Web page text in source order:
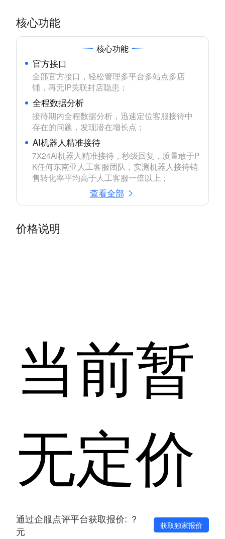
核心功能
核心功能
官方接口
全部官方接口，轻松管理多平台多站点多店
铺，再无IP关联封店隐患；
全程数据分析
接待期内全程数据分析，迅速定位客服接待中
存在的问题，发现潜在增长点；
AI机器人精准接待
7X24AI机器人精准接待，秒级回复，质量敢于P
K任何东南亚人工客服团队，实测机器人接待销
售转化率平均高于人工客服一倍以上；
查看全部
价格说明
当前暂
无定价
通过企服点评平台获取报价: ？
元
获取独家报价